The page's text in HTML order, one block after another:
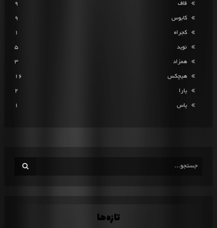
قاف 9
کابوس 9
کجراه 1
نوید 5
همزاد 3
هیچکس 16
یارا 2
یاس 1
تازه‌ها